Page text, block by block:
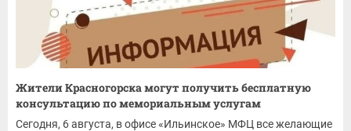
Жители Красногорска могут получить бесплатную
консультацию по мемориальным услугам
Сегодня, 6 августа, в офисе «Ильинское» МФЦ все желающие